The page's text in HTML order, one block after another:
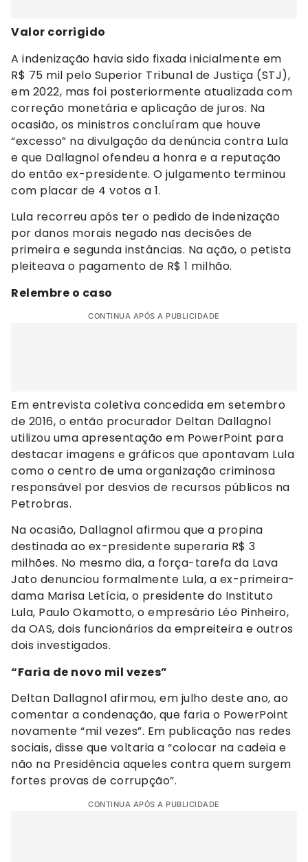
Valor corrigido
A indenização havia sido fixada inicialmente em
R$ 75 mil pelo Superior Tribunal de Justiça (STJ),
em 2022, mas foi posteriormente atualizada com
correção monetária e aplicação de juros. Na
ocasião, os ministros concluíram que houve
“excesso” na divulgação da denúncia contra Lula
e que Dallagnol ofendeu a honra e a reputação
do então ex-presidente. O julgamento terminou
com placar de 4 votos a 1.
Lula recorreu após ter o pedido de indenização
por danos morais negado nas decisões de
primeira e segunda instâncias. Na ação, o petista
pleiteava o pagamento de R$ 1 milhão.
Relembre o caso
CONTINUA APÓS A PUBLICIDADE
Em entrevista coletiva concedida em setembro
de 2016, o então procurador Deltan Dallagnol
utilizou uma apresentação em PowerPoint para
destacar imagens e gráficos que apontavam Lula
como o centro de uma organização criminosa
responsável por desvios de recursos públicos na
Petrobras.
Na ocasião, Dallagnol afirmou que a propina
destinada ao ex-presidente superaria R$ 3
milhões. No mesmo dia, a força-tarefa da Lava
Jato denunciou formalmente Lula, a ex-primeira-
dama Marisa Letícia, o presidente do Instituto
Lula, Paulo Okamotto, o empresário Léo Pinheiro,
da OAS, dois funcionários da empreiteira e outros
dois investigados.
“Faria de novo mil vezes”
Deltan Dallagnol afirmou, em julho deste ano, ao
comentar a condenação, que faria o PowerPoint
novamente “mil vezes”. Em publicação nas redes
sociais, disse que voltaria a “colocar na cadeia e
não na Presidência aqueles contra quem surgem
fortes provas de corrupção”.
CONTINUA APÓS A PUBLICIDADE